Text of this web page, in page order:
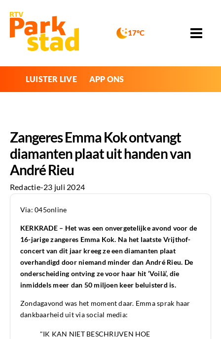
17°C
LUISTER LIVE APP ONS
Zangeres Emma Kok ontvangt
diamanten plaat uit handen van
André Rieu
Redactie-23 juli 2024
Via: 045online
KERKRADE – Het was een onvergetelijke avond voor de
16-jarige zangeres Emma Kok. Na het laatste Vrijthof-
concert van dit jaar kreeg ze een diamanten plaat
overhandigd door niemand minder dan André Rieu. De
onderscheiding ontving ze voor haar hit ‘Voilà’, die
inmiddels meer dan 50 miljoen keer beluisterd is.
Zondagavond was het moment daar. Emma sprak haar
dankbaarheid uit via social media:
"IK KAN NIET BESCHRIJVEN HOE